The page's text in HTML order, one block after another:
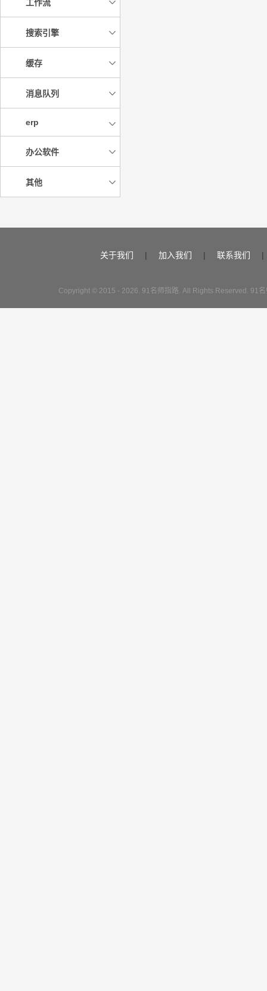
工作流
搜索引擎
缓存
消息队列
erp
办公软件
其他
关于我们 | 加入我们 | 联系我们 |
Copyright © 2015 - 2026. 91名师指路. All Rights Reserved. 91